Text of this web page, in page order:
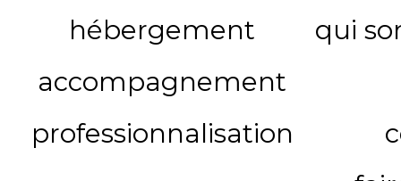
hébergement
accompagnement
professionnalisation
qui